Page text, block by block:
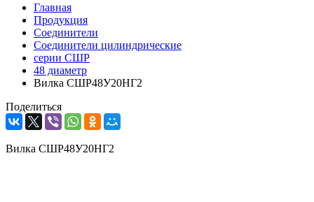
Главная
Продукция
Соединители
Соединители цилиндрические
серии СШР
48 диаметр
Вилка СШР48У20НГ2
Поделиться
Вилка СШР48У20НГ2